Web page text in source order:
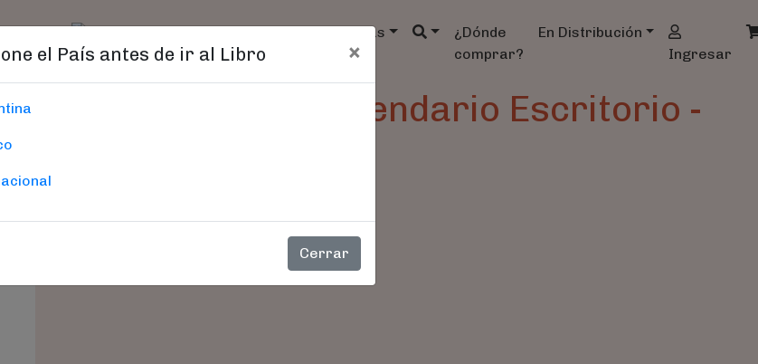
Catálogo Agendas
¿Dónde
comprar?
En Distribución
Ingresar
el País antes de ir al Libro ×
Cerrar
Mafalda 2026 Calendario Escritorio -